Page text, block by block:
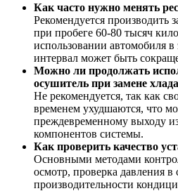
Как часто нужно менять
Рекомендуется производить
при пробеге 60-80 тысяч
использовании автомобиля
интервал может быть
Можно ли продолжать
осушитель при замене
Не рекомендуется, так как
временем ухудшаются, что
преждевременному выходу
компонентов системы.
Как проверить качество
Основными методами
осмотр, проверка давления в
производительности